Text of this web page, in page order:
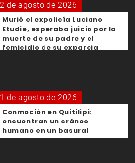
2 de agosto de 2026
Murió el expolicía Luciano
Etudie, esperaba juicio por la
muerte de su padre y el
femicidio de su expareja
1 de agosto de 2026
Conmoción en Quitilipi:
encuentran un cráneo
humano en un basural